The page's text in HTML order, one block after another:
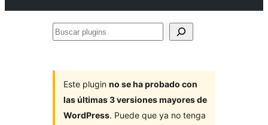
Buscar
Este plugin no se ha probado con
las últimas 3 versiones mayores de
WordPress. Puede que ya no tenga